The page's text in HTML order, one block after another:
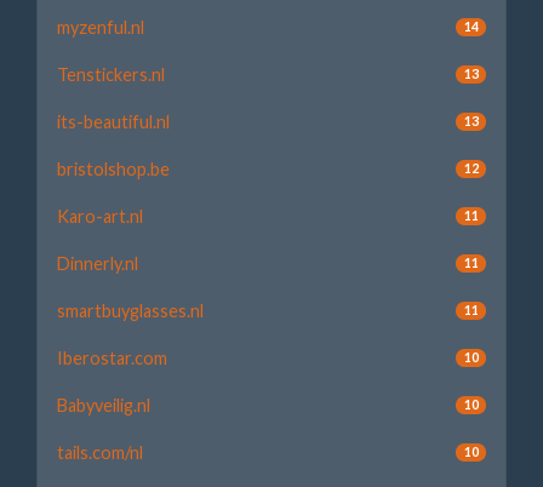
myzenful.nl 14
Tenstickers.nl 13
its-beautiful.nl 13
bristolshop.be 12
Karo-art.nl 11
Dinnerly.nl 11
smartbuyglasses.nl 11
Iberostar.com 10
Babyveilig.nl 10
tails.com/nl 10